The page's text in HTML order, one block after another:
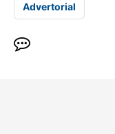
Advertorial